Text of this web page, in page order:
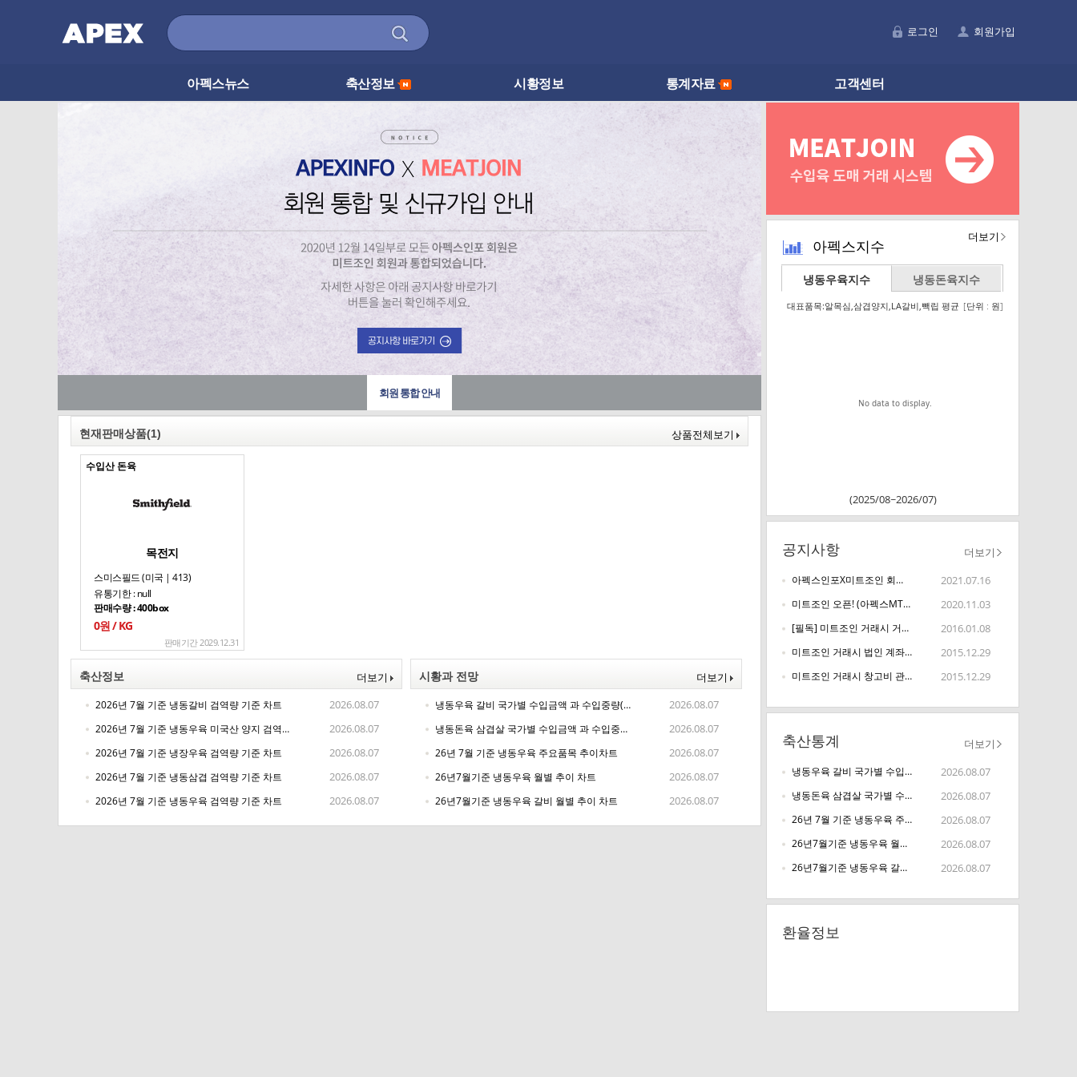
로그인 회원가입
아펙스뉴스 축산정보 시황정보 통계자료 고객센터
회원 통합 안내
현재판매상품(1) 상품전체보기
수입산 돈육
목전지
스미스필드 (미국 | 413)
유통기한 : null
판매수량 : 400box
0원 / KG
판매기간 2029.12.31
축산정보 더보기
2026년 7월 기준 냉동갈비 검역량 기준 차트 2026.08.07
2026년 7월 기준 냉동우육 미국산 양지 검역량 기준 차트 2026.08.07
2026년 7월 기준 냉장우육 검역량 기준 차트 2026.08.07
2026년 7월 기준 냉동삼겹 검역량 기준 차트 2026.08.07
2026년 7월 기준 냉동우육 검역량 기준 차트 2026.08.07
시황과 전망 더보기
냉동우육 갈비 국가별 수입금액 과 수입중량(26년6월 기준) 2026.08.07
냉동돈육 삼겹살 국가별 수입금액 과 수입중량(26년6월 기준) 2026.08.07
26년 7월 기준 냉동우육 주요품목 추이차트 2026.08.07
26년7월기준 냉동우육 월별 추이 차트 2026.08.07
26년7월기준 냉동우육 갈비 월별 추이 차트 2026.08.07
아펙스지수
냉동우육지수 냉동돈육지수
대표품목:알목심,삼겹양지,LA갈비,빽립 평균 [단위 : 원]
No data to display.
(2025/08~2026/07)
더보기
공지사항
아펙스인포X미트조인 회원통합 및 신규가입 안내 2021.07.16
미트조인 오픈! (아펙스MTS 회원은 바로 미트조인 이용 가능) 2020.11.03
[필독] 미트조인 거래시 거래대금 정산은 실중량으로 합니다. 2016.01.08
미트조인 거래시 법인 계좌 등록 안내 2015.12.29
미트조인 거래시 창고비 관련 안내 2015.12.29
더보기
축산통계
냉동우육 갈비 국가별 수입금액 과 수입중량(26년6월 기준) 2026.08.07
냉동돈육 삼겹살 국가별 수입금액 과 수입중량(26년6월 기준) 2026.08.07
26년 7월 기준 냉동우육 주요품목 추이차트 2026.08.07
26년7월기준 냉동우육 월별 추이 차트 2026.08.07
26년7월기준 냉동우육 갈비 월별 추이 차트 2026.08.07
더보기
환율정보